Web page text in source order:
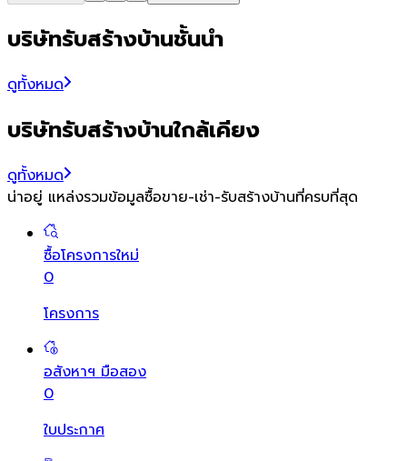
บริษัทรับสร้างบ้านชั้นนำ
ดูทั้งหมด
บริษัทรับสร้างบ้านใกล้เคียง
ดูทั้งหมด
น่าอยู่ แหล่งรวมข้อมูลซื้อขาย-เช่า-รับสร้างบ้านที่ครบที่สุด
ซื้อโครงการใหม่
0
โครงการ
อสังหาฯ มือสอง
0
ใบประกาศ